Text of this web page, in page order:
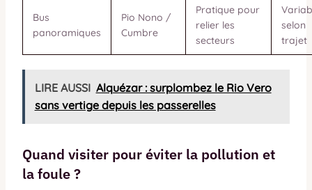
Bus
panoramiques
Pio Nono /
Cumbre
Pratique pour
relier les
secteurs
selon
trajet
LIRE AUSSI Alquézar : surplombez le Rio Vero
sans vertige depuis les passerelles
Quand visiter pour éviter la pollution et
la foule ?